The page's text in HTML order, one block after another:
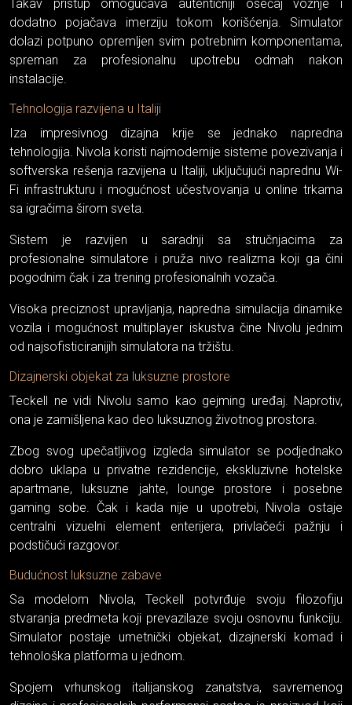
Takav pristup omogućava autentičniji osećaj vožnje i
dodatno pojačava imerziju tokom korišćenja. Simulator
dolazi potpuno opremljen svim potrebnim komponentama,
spreman za profesionalnu upotrebu odmah nakon
instalacije.
Tehnologija razvijena u Italiji
Iza impresivnog dizajna krije se jednako napredna
tehnologija. Nivola koristi najmodernije sisteme povezivanja i
softverska rešenja razvijena u Italiji, uključujući naprednu Wi-
Fi infrastrukturu i mogućnost učestvovanja u online trkama
sa igračima širom sveta.
Sistem je razvijen u saradnji sa stručnjacima za
profesionalne simulatore i pruža nivo realizma koji ga čini
pogodnim čak i za trening profesionalnih vozača.
Visoka preciznost upravljanja, napredna simulacija dinamike
vozila i mogućnost multiplayer iskustva čine Nivolu jednim
od najsofisticiranijih simulatora na tržištu.
Dizajnerski objekat za luksuzne prostore
Teckell ne vidi Nivolu samo kao gejming uređaj. Naprotiv,
ona je zamišljena kao deo luksuznog životnog prostora.
Zbog svog upečatljivog izgleda simulator se podjednako
dobro uklapa u privatne rezidencije, ekskluzivne hotelske
apartmane, luksuzne jahte, lounge prostore i posebne
gaming sobe. Čak i kada nije u upotrebi, Nivola ostaje
centralni vizuelni element enterijera, privlačeći pažnju i
podstičući razgovor.
Budućnost luksuzne zabave
Sa modelom Nivola, Teckell potvrđuje svoju filozofiju
stvaranja predmeta koji prevazilaze svoju osnovnu funkciju.
Simulator postaje umetnički objekat, dizajnerski komad i
tehnološka platforma u jednom.
Spojem vrhunskog italijanskog zanatstva, savremenog